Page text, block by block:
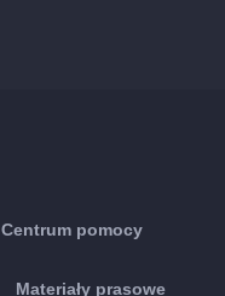
Centrum pomocy
Materiały prasowe